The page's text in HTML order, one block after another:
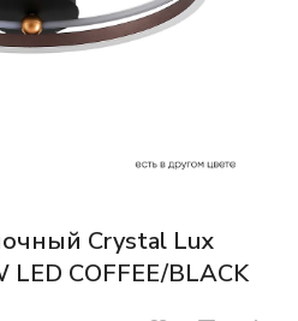
Crystal Lux
COFFEE/BLACK